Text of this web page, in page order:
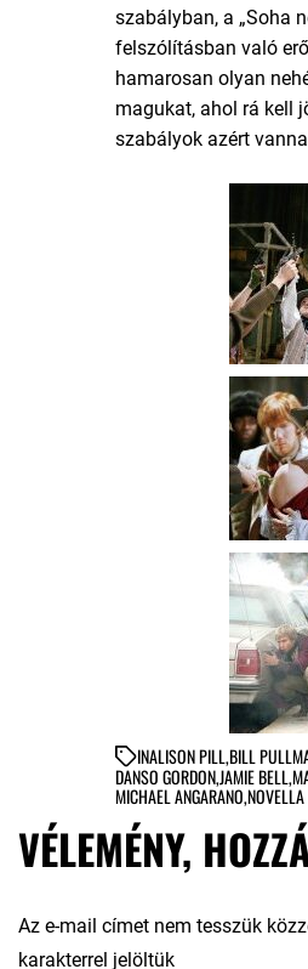
szabályban, a „Soha
felszólításban való
hamarosan olyan
magukat, ahol rá kell
szabályok azért
INALISON PILL,BILL
DANSO GORDON,JAMIE BELL,
MICHAEL ANGARANO,
VÉLEMÉNY,
Az e-mail címet nem tesszük
karakterrel jelöltük